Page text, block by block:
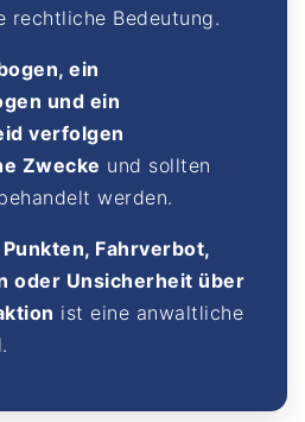
rechtliche Bedeutung.
ein
und ein
verfolgen
Zwecke und sollten
werden.
Fahrverbot,
oder Unsicherheit über
ist eine anwaltliche